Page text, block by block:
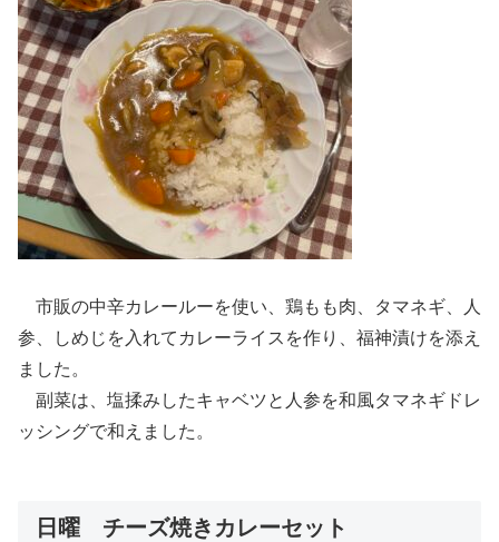
市販の中辛カレールーを使い、鶏もも肉、タマネギ、人
参、しめじを入れてカレーライスを作り、福神漬けを添え
ました。
副菜は、塩揉みしたキャベツと人参を和風タマネギドレ
ッシングで和えました。
日曜 チーズ焼きカレーセット